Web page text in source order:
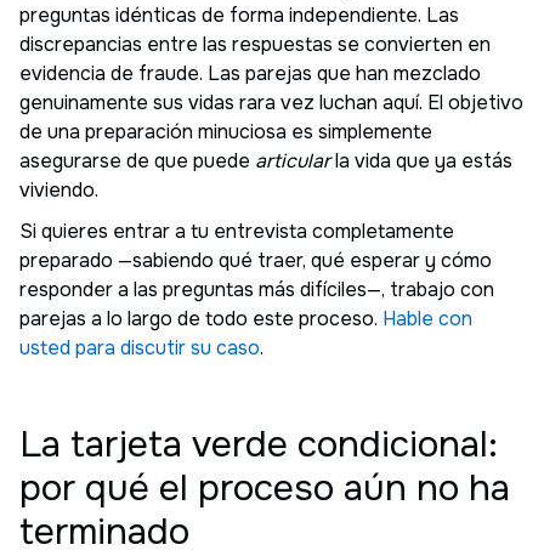
preguntas idénticas de forma independiente. Las
discrepancias entre las respuestas se convierten en
evidencia de fraude. Las parejas que han mezclado
genuinamente sus vidas rara vez luchan aquí. El objetivo
de una preparación minuciosa es simplemente
asegurarse de que puede articularla vida que ya estás
viviendo.
Si quieres entrar a tu entrevista completamente
preparado —sabiendo qué traer, qué esperar y cómo
responder a las preguntas más difíciles—, trabajo con
parejas a lo largo de todo este proceso. Hable con
usted para discutir su caso.
La tarjeta verde condicional:
por qué el proceso aún no ha
terminado